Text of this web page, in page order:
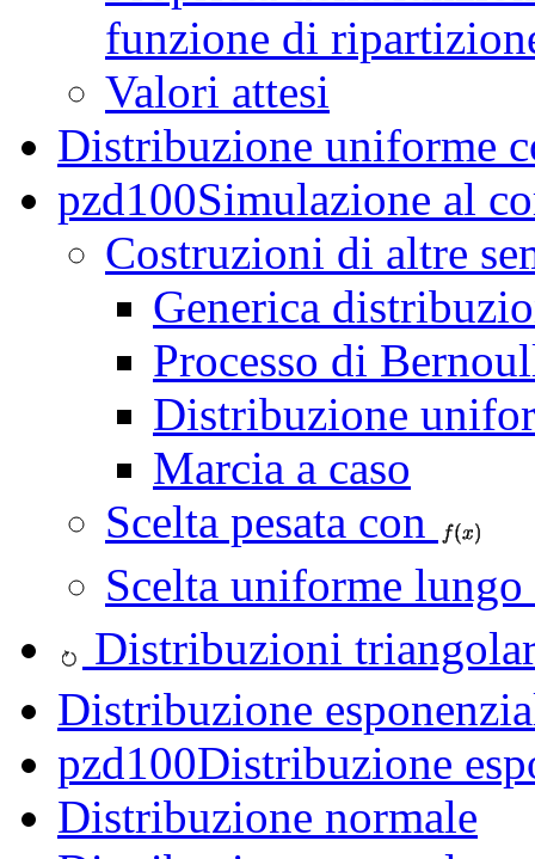
funzione di
Valori attesi
Distribuzione uniforme
pzd100Simulazione al
Costruzioni di altre
Generica
Processo di
Distribuzione
Marcia a caso
Scelta pesata con
Scelta uniforme lungo
Distribuzioni
Distribuzione
pzd100Distribuzione
Distribuzione normale